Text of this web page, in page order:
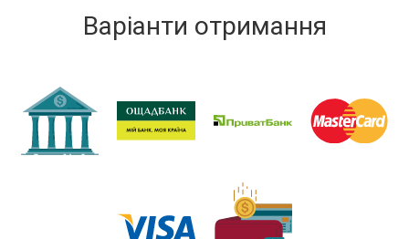
Варіанти отримання